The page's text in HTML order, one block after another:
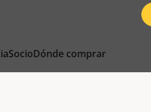
SocioDónde comprar